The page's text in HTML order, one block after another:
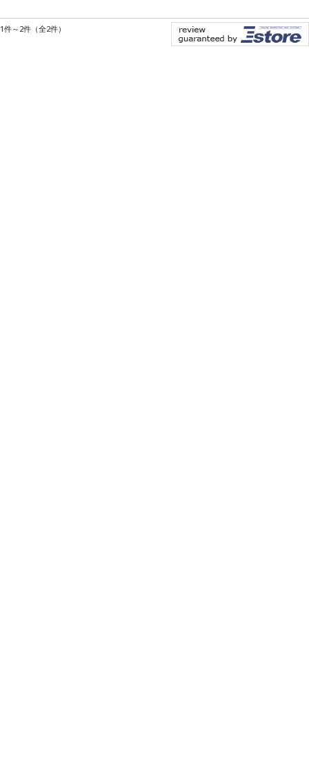
1件～2件（全2件）